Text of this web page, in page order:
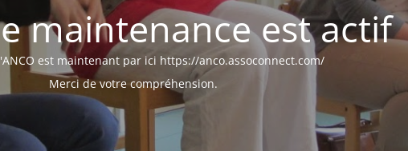
maintenance est actif
est maintenant par ici https://anco.assoconnect.com/
Merci de votre compréhension.